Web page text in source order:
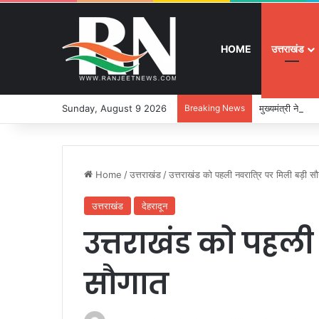
HOME उत्तराखंड
Sunday, August 9 2026 Breaking News मुख्यमंत्री ने 9
Home /उत्तराखंड /उत्तराखंड को पहली नवरात्रि पर मिली बड़ी
उत्तराखंड देहरादून
उत्तराखंड को पहली
सौगात